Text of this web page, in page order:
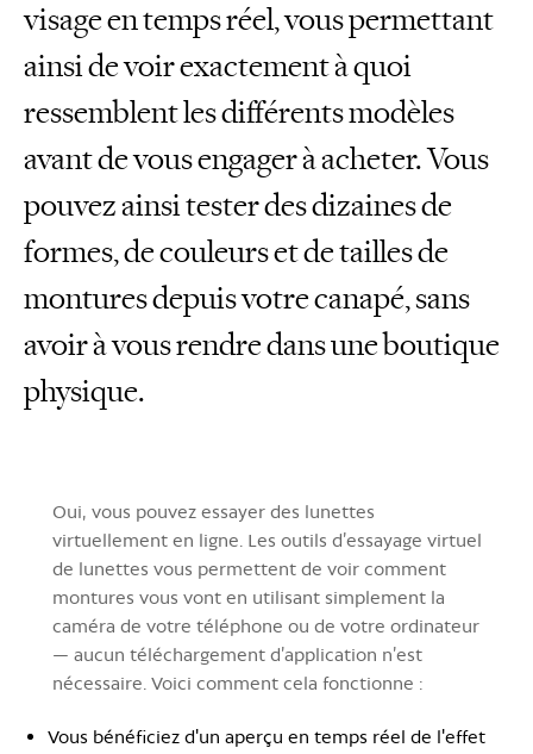
visage en temps réel, vous permettant
ainsi de voir exactement à quoi
ressemblent les différents modèles
avant de vous engager à acheter. Vous
pouvez ainsi tester des dizaines de
formes, de couleurs et de tailles de
montures depuis votre canapé, sans
avoir à vous rendre dans une boutique
physique.
Oui, vous pouvez essayer des lunettes
virtuellement en ligne. Les outils d’essayage virtuel
de lunettes vous permettent de voir comment
montures vous vont en utilisant simplement la
caméra de votre téléphone ou de votre ordinateur
— aucun téléchargement d’application n’est
nécessaire. Voici comment cela fonctionne :
Vous bénéficiez d'un aperçu en temps réel de l'effet